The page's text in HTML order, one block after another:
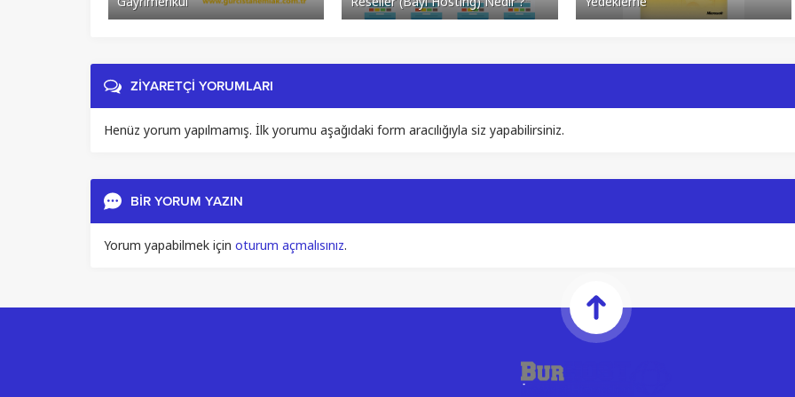
ZİYARETÇİ YORUMLARI
Henüz yorum yapılmamış. İlk yorumu aşağıdaki form aracılığıyla siz yapabilirsiniz.
BİR YORUM YAZIN
Yorum yapabilmek için oturum açmalısınız.
Müşteri Temsilcisi